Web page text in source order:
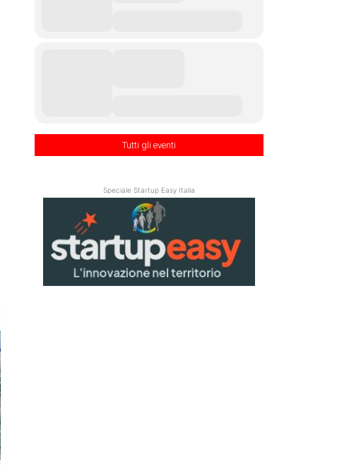
Tutti gli eventi
Speciale Startup Easy Italia